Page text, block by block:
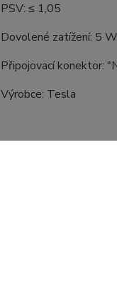
PSV: ≤ 1,05
Dovolené zatížení: 5
Připojovací konektor:
Výrobce: Tesla